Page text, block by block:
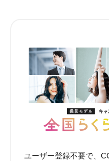
ユーザー登録不要で、